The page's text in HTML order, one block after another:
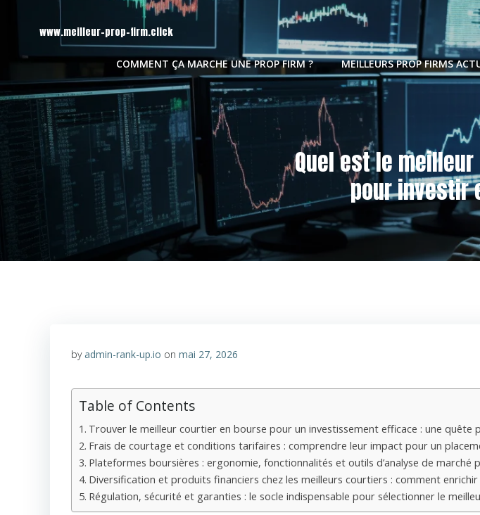
contenu
www.meilleur-prop-firm.click
COMMENT ÇA MARCHE UNE PROP FIRM ? MEILLEURS PROP FIRMS
Quel est le
pour investir
byadmin-rank-up.io on mai 27, 2026
Table of Contents
Trouver le meilleur courtier en bourse pour un investissement efficace : une quête
Frais de courtage et conditions tarifaires : comprendre leur impact pour un
Plateformes boursières : ergonomie, fonctionnalités et outils d’analyse de
Diversification et produits financiers chez les meilleurs courtiers : comment
Régulation, sécurité et garanties : le socle indispensable pour sélectionner le